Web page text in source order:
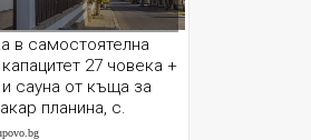
в самостоятелна
27 човека +
сауна от къща за
планина, с.
до Тополовград